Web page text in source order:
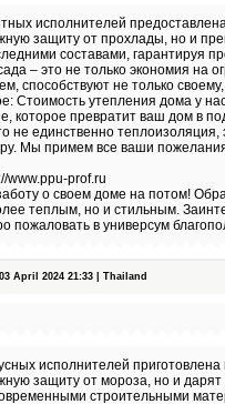
исполнителей
защиту от прохлады, но и
составами, гарантируя
– это не только экономия на
способствуют не только
Стоимость утепления дома у
которое превратит ваш дом в
не единственно теплоизоляция,
Мы примем все ваши
www.ppu-prof.ru
о своем доме на потом!
теплым, но и стильным.
пожаловать в универсум
April 2024 21:33 | Thailand
исполнителей
защиту от мороза, но и
строительными